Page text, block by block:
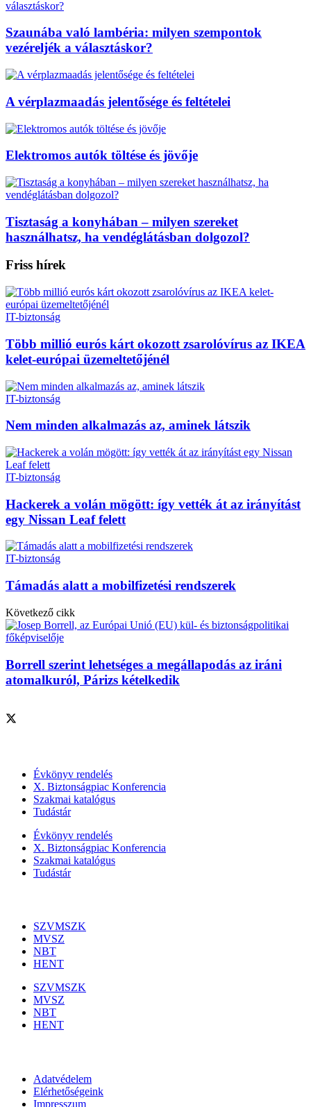
Szaunába való lambéria: milyen szempontok
vezéreljék a választáskor?
A vérplazmaadás jelentősége és feltételei
Elektromos autók töltése és jövője
Tisztaság a konyhában – milyen szereket
használhatsz, ha vendéglátásban dolgozol?
Friss hírek
IT-biztonság
Több millió eurós kárt okozott zsarolóvírus az IKEA
kelet-európai üzemeltetőjénél
IT-biztonság
Nem minden alkalmazás az, aminek látszik
IT-biztonság
Hackerek a volán mögött: így vették át az irányítást
egy Nissan Leaf felett
IT-biztonság
Támadás alatt a mobilfizetési rendszerek
Következő cikk
Borrell szerint lehetséges a megállapodás az iráni
atomalkuról, Párizs kételkedik
Évkönyv rendelés
X. Biztonságpiac Konferencia
Szakmai katalógus
Tudástár
Évkönyv rendelés
X. Biztonságpiac Konferencia
Szakmai katalógus
Tudástár
SZVMSZK
MVSZ
NBT
HENT
SZVMSZK
MVSZ
NBT
HENT
Adatvédelem
Elérhetőségeink
Impresszum